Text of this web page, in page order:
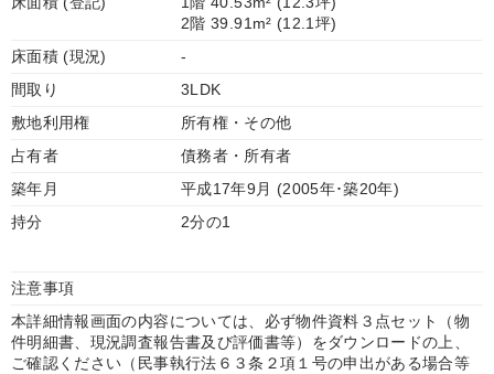
2階 39.91m² (12.1坪)
床面積 (現況)
-
間取り
3LDK
敷地利用権
所有権・その他
占有者
債務者・所有者
築年月
平成17年9月 (2005年･築20年)
持分
2分の1
注意事項
本詳細情報画面の内容については、必ず物件資料３点セット（物
件明細書、現況調査報告書及び評価書等）をダウンロードの上、
ご確認ください（民事執行法６３条２項１号の申出がある場合等